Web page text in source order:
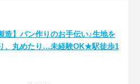
造】パン作りのお手伝い♪生地を
、丸めたり…未経験OK★駅徒歩1